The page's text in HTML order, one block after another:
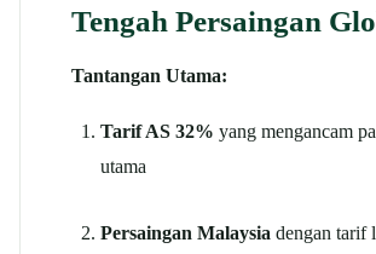
Tengah Persaingan
Tantangan Utama:
Tarif AS 32% yang mengancam
utama
Persaingan Malaysia dengan tarif